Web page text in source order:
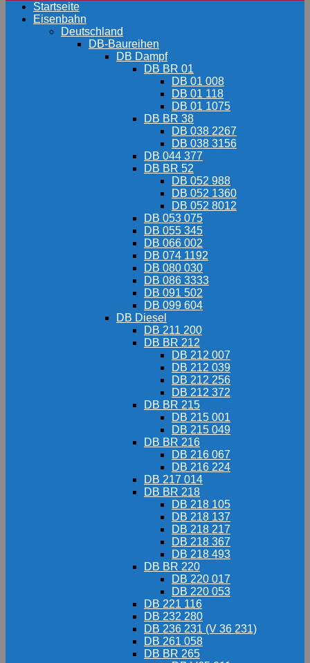
Startseite
Eisenbahn
Deutschland
DB-Baureihen
DB Dampf
DB BR 01
DB 01 008
DB 01 118
DB 01 1075
DB BR 38
DB 038 2267
DB 038 3156
DB 044 377
DB BR 52
DB 052 988
DB 052 1360
DB 052 8012
DB 053 075
DB 055 345
DB 066 002
DB 074 1192
DB 080 030
DB 086 3333
DB 091 502
DB 099 604
DB Diesel
DB 211 200
DB BR 212
DB 212 007
DB 212 039
DB 212 256
DB 212 372
DB BR 215
DB 215 001
DB 215 049
DB BR 216
DB 216 067
DB 216 224
DB 217 014
DB BR 218
DB 218 105
DB 218 137
DB 218 217
DB 218 367
DB 218 493
DB BR 220
DB 220 017
DB 220 053
DB 221 116
DB 232 280
DB 236 231 (V 36 231)
DB 261 058
DB BR 265